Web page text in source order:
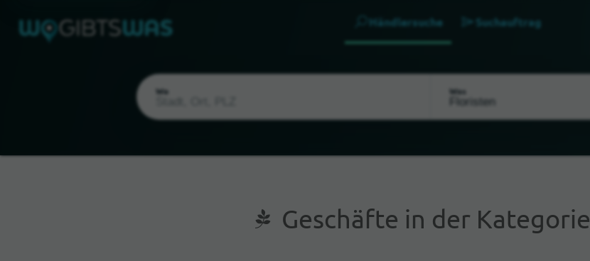
Händlersuche Suchauftrag
Wo Was
Geschäfte in der Kategorie